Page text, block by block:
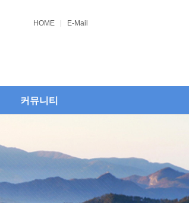
HOME E-Mail
커뮤니티